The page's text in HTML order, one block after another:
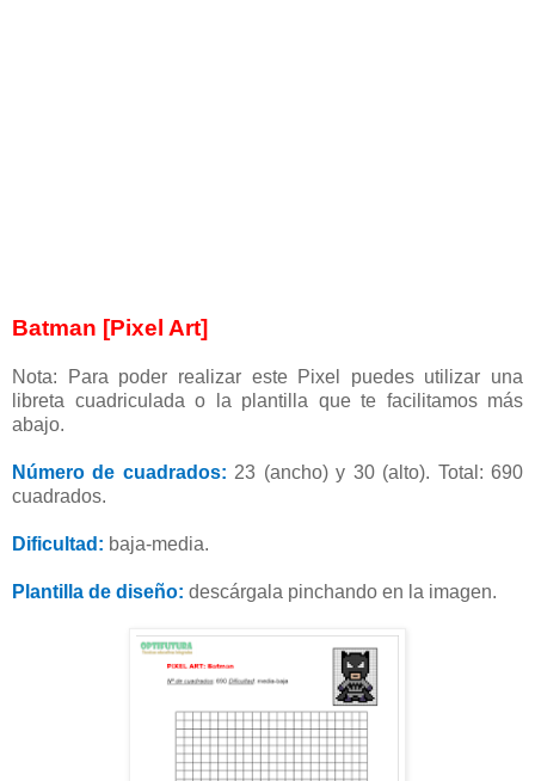
Batman [Pixel Art]
Nota: Para poder realizar este Pixel puedes utilizar una
libreta cuadriculada o la plantilla que te facilitamos más
abajo.
Número de cuadrados: 23 (ancho) y 30 (alto). Total: 690
cuadrados.
Dificultad: baja-media.
Plantilla de diseño: descárgala pinchando en la imagen.